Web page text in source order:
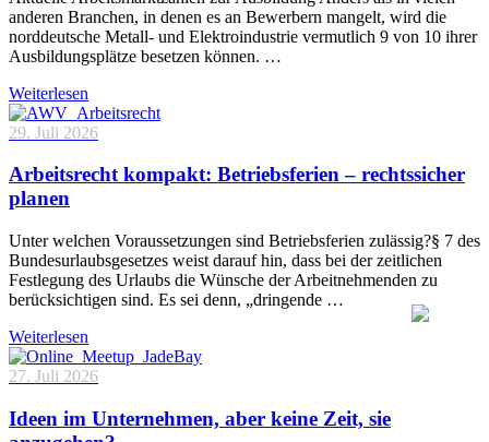
anderen Branchen, in denen es an Bewerbern mangelt, wird die
norddeutsche Metall- und Elektroindustrie vermutlich 9 von 10 ihrer
Ausbildungsplätze besetzen können. …
Weiterlesen
29. Juli 2026
Arbeitsrecht kompakt: Betriebsferien – rechtssicher
planen
Unter welchen Voraussetzungen sind Betriebsferien zulässig?§ 7 des
Bundesurlaubsgesetzes weist darauf hin, dass bei der zeitlichen
Festlegung des Urlaubs die Wünsche der Arbeitnehmenden zu
berücksichtigen sind. Es sei denn, „dringende …
Weiterlesen
27. Juli 2026
Ideen im Unternehmen, aber keine Zeit, sie